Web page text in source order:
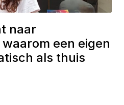
naar
een eigen
als thuis